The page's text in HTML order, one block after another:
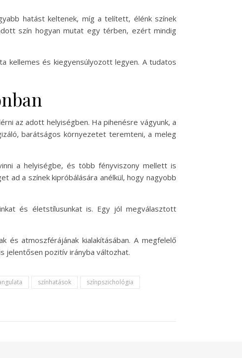
hatást keltenek, míg a telített, élénk színek
szín hogyan mutat egy térben, ezért mindig
kellemes és kiegyensúlyozott legyen. A tudatos
az adott helyiségben. Ha pihenésre vágyunk, a
barátságos környezetet teremteni, a meleg
a helyiségbe, és több fényviszony mellett is
ad a színek kipróbálására anélkül, hogy nagyobb
és életstílusunkat is. Egy jól megválasztott
és atmoszférájának kialakításában. A megfelelő
jelentősen pozitív irányba változhat.
színhatások
színpszichológia